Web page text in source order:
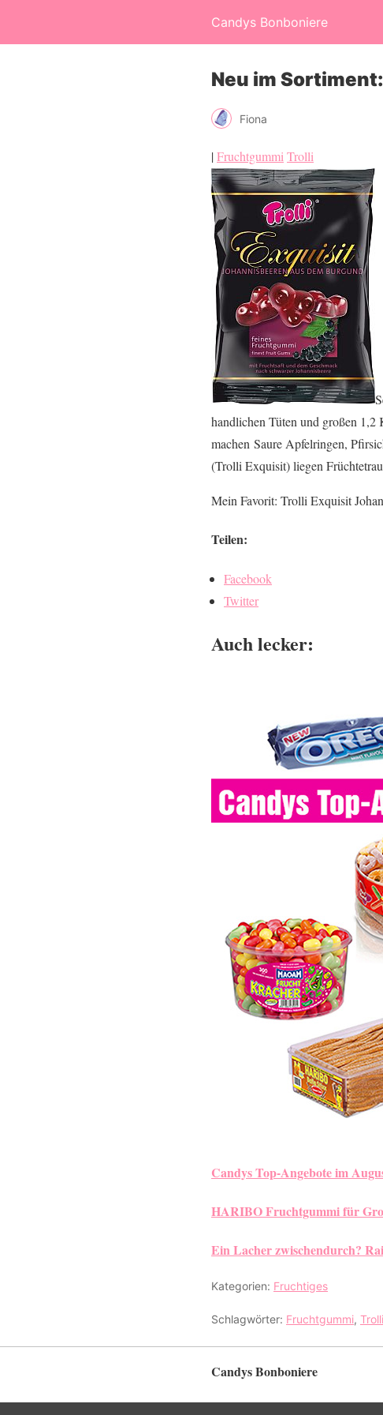
Candys Bonboniere
Neu im
Fiona
|Fruchtgummi Trolli
handlichen Tüten und großen
machen Saure Apfelringen,
(Trolli Exquisit) liegen
Mein Favorit: Trolli Exquisit
Teilen:
Facebook
Twitter
Auch lecker:
Candys Top-Angebote im
HARIBO Fruchtgummi für
Ein Lacher zwischendurch?
Kategorien: Fruchtiges
Schlagwörter: Fruchtgummi, Trolli
Candys Bonboniere